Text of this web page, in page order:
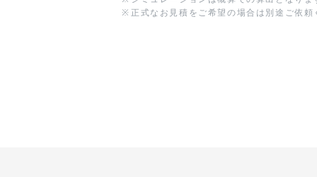
※ 正式なお見積をご希望の場合は別途ご依頼